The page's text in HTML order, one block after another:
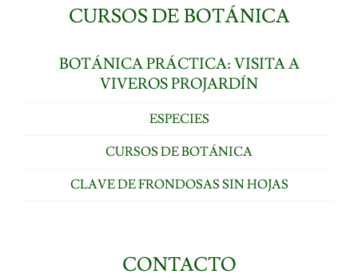
CURSOS DE BOTÁNICA
BOTÁNICA PRÁCTICA: VISITA A
VIVEROS PROJARDÍN
ESPECIES
CURSOS DE BOTÁNICA
CLAVE DE FRONDOSAS SIN HOJAS
CONTACTO